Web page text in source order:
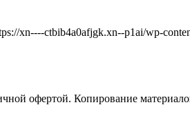
xn----ctbib4a0afjgk.xn--p1ai/wp-
офертой. Копирование